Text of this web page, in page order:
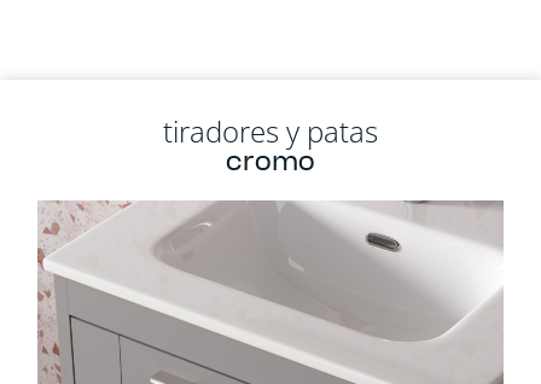
tiradores y patas
cromo